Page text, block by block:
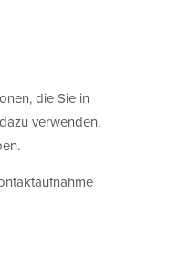
die Sie in
verwenden,